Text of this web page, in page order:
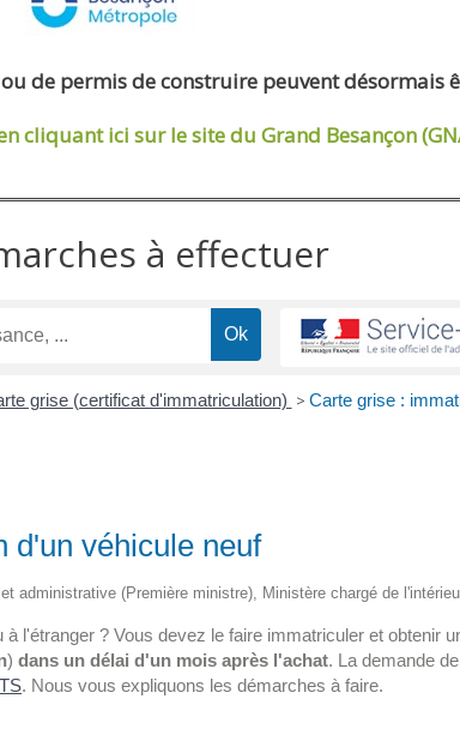
de permis de construire peuvent désormais
cliquant ici sur le site du Grand Besançon
à effectuer
grise (certificat d'immatriculation) > Carte grise :
d'un véhicule neuf
administrative (Première ministre), Ministère chargé de
l'étranger ? Vous devez le faire immatriculer et obtenir
) dans un délai d'un mois après l'achat. La demande
. Nous vous expliquons les démarches à faire.